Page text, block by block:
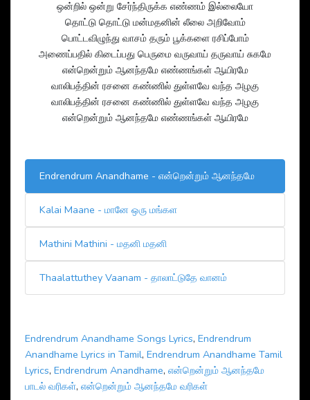
ஒன்றில் ஒன்று சேர்ந்திருக்க எண்ணம் இல்லையோ
தொட்டு தொட்டு மன்மதனின் லீலை அறிவோம்
பொட்டவிழுந்து வாசம் தரும் பூக்களை ரசிப்போம்
அணைப்பதில் கிடைப்பது பெருமை வருவாய் தருவாய் சுகமே
என்றென்றும் ஆனந்தமே எண்ணங்கள் ஆயிரமே
வாலிபத்தின் ரசனை கண்ணில் துள்ளவே வந்த அழகு
வாலிபத்தின் ரசனை கண்ணில் துள்ளவே வந்த அழகு
என்றென்றும் ஆனந்தமே எண்ணங்கள் ஆயிரமே
Endrendrum Anandhame - என்றென்றும் ஆனந்தமே
Kalai Maane - மானே ஒரு மங்கள
Mathini Mathini - மதனி மதனி
Thaalattuthey Vaanam - தாலாட்டுதே வானம்
Endrendrum Anandhame Songs Lyrics, Endrendrum
Anandhame Lyrics in Tamil, Endrendrum Anandhame Tamil
Lyrics, Endrendrum Anandhame, என்றென்றும் ஆனந்தமே
பாடல் வரிகள், என்றென்றும் ஆனந்தமே வரிகள்